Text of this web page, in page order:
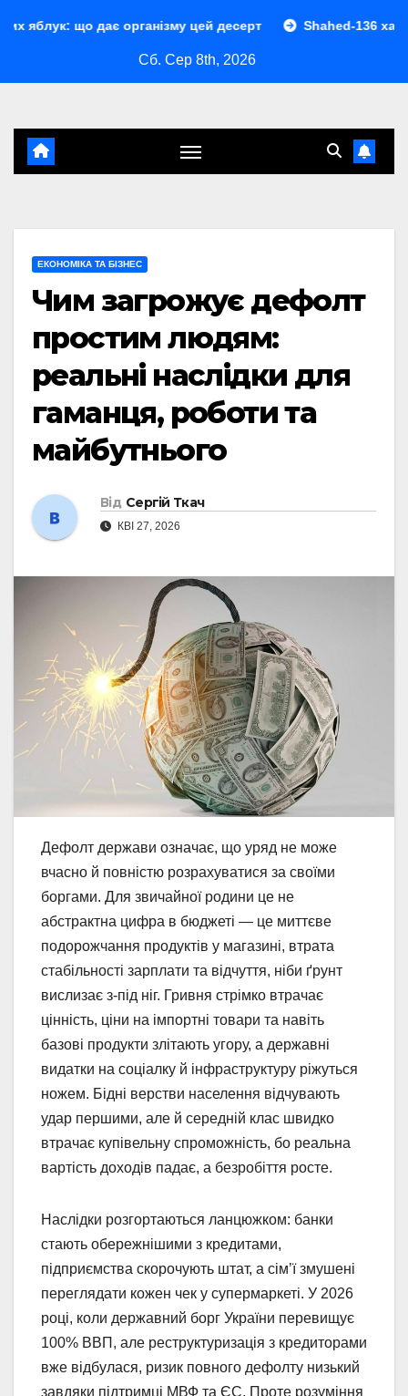
дає організму цей десерт Shahed-136
Сб. Сер 8th, 2026
ЕКОНОМІКА ТА БІЗНЕС
Чим загрожує дефолт
простим людям:
реальні наслідки для
гаманця, роботи та
майбутнього
Від Сергій Ткач
КВІ 27, 2026
Дефолт держави означає, що уряд не може
вчасно й повністю розрахуватися за своїми
боргами. Для звичайної родини це не
абстрактна цифра в бюджеті — це миттєве
подорожчання продуктів у магазині, втрата
стабільності зарплати та відчуття, ніби ґрунт
вислизає з-під ніг. Гривня стрімко втрачає
цінність, ціни на імпортні товари та навіть
базові продукти злітають угору, а державні
видатки на соціалку й інфраструктуру ріжуться
ножем. Бідні верстви населення відчувають
удар першими, але й середній клас швидко
втрачає купівельну спроможність, бо реальна
вартість доходів падає, а безробіття росте.
Наслідки розгортаються ланцюжком: банки
стають обережнішими з кредитами,
підприємства скорочують штат, а сім’ї змушені
переглядати кожен чек у супермаркеті. У 2026
році, коли державний борг України перевищує
100% ВВП, але реструктуризація з кредиторами
вже відбулася, ризик повного дефолту низький
завдяки підтримці МВФ та ЄС. Проте розуміння